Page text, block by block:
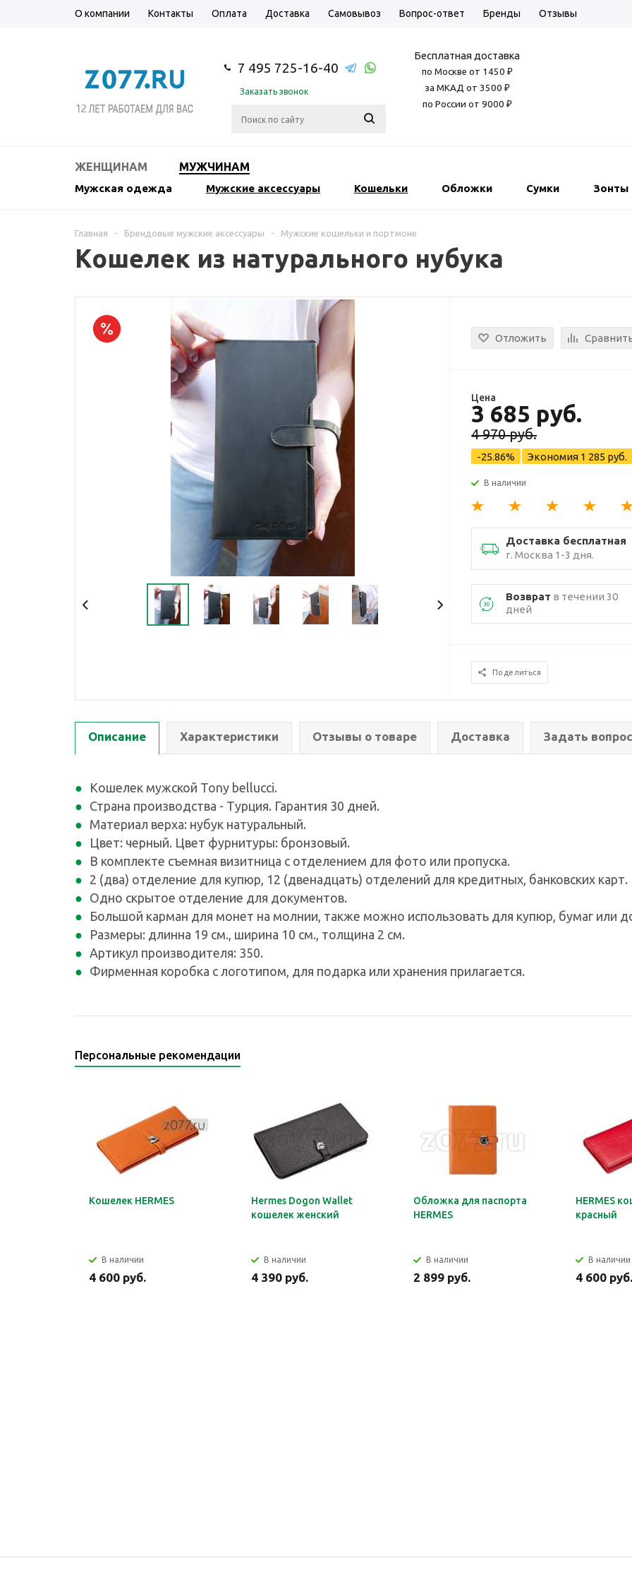
О компании Контакты Оплата Доставка Самовывоз Вопрос-ответ Бренды Отзывы
7 495 725-16-40
Заказать звонок
Бесплатная доставка
по Москве от 1450 ₽
за МКАД от 3500 ₽
по России от 9000 ₽
ЖЕНЩИНАМ МУЖЧИНАМ
Мужская одежда Мужские аксессуары Кошельки Обложки Сумки Зонты
Главная - Брендовые мужские аксессуары - Мужские кошельки и портмоне
Кошелек из натурального нубука
Отложить
Цена
3 685 руб.
4 970 руб.
-25.86% Экономия 1 285 руб.
В наличии
Доставка бесплатная
г. Москва 1-3 дня.
Возврат в течении 30
дней
Поделиться
Описание Характеристики Отзывы о товаре Доставка Задать вопрос
Кошелек мужской Tony bellucci.
Страна производства - Турция. Гарантия 30 дней.
Материал верха: нубук натуральный.
Цвет: черный. Цвет фурнитуры: бронзовый.
В комплекте съемная визитница с отделением для фото или пропуска.
2 (два) отделение для купюр, 12 (двенадцать) отделений для кредитных, банковских карт.
Одно скрытое отделение для документов.
Большой карман для монет на молнии, также можно использовать для купюр, бумаг или
Размеры: длинна 19 см., ширина 10 см., толщина 2 см.
Артикул производителя: 350.
Фирменная коробка с логотипом, для подарка или хранения прилагается.
Персональные рекомендации
Кошелек HERMES
В наличии
4 600 руб.
Hermes Dogon Wallet
кошелек женский
В наличии
4 390 руб.
Обложка для паспорта
HERMES
В наличии
2 899 руб.
HERMES
красный
В наличии
4 600 руб.